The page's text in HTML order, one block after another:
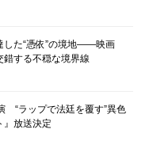
した“憑依”の境地――映画
錯する不穏な境界線
“ラップで法廷を覆す”異色
』放送決定